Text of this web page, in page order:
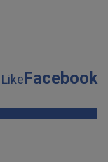
LikeFacebook